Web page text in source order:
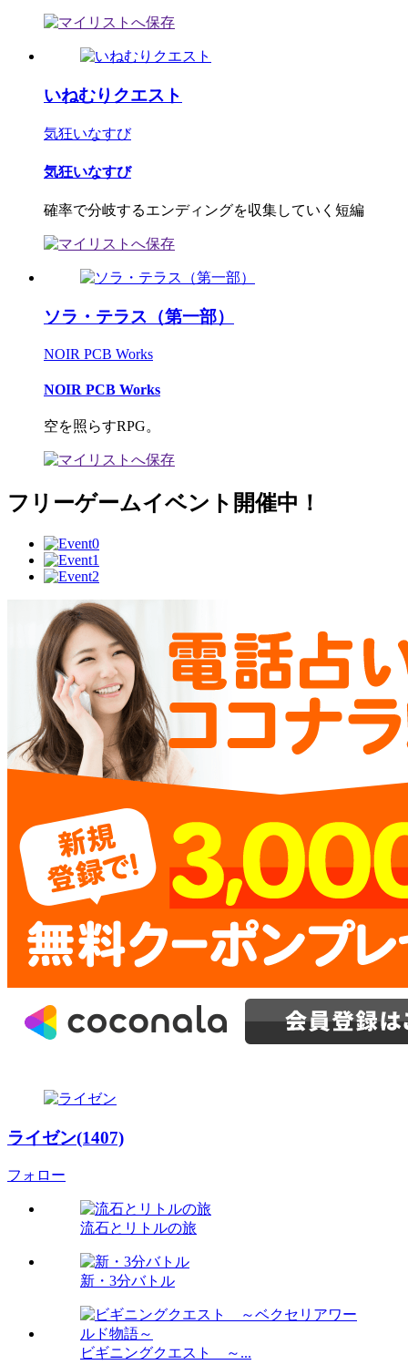
いねむりクエスト
気狂いなすび
気狂いなすび
確率で分岐するエンディングを収集していく短編
ソラ・テラス（第一部）
NOIR PCB Works
NOIR PCB Works
空を照らすRPG。
フリーゲームイベント開催中！
ライゼン(1407)
フォロー
流石とリトルの旅
新・3分バトル
ビギニングクエスト ～...